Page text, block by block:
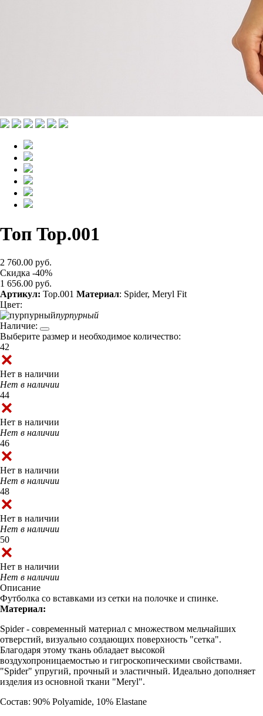
Топ Top.001
2 760.00 руб.
Скидка -40%
1 656.00 руб.
Артикул: Top.001 Материал: Spider, Meryl Fit
Цвет:
пурпурный
Наличие:
Выберите размер и необходимое количество:
42
Нет в наличии
Нет в наличии
44
Нет в наличии
Нет в наличии
46
Нет в наличии
Нет в наличии
48
Нет в наличии
Нет в наличии
50
Нет в наличии
Нет в наличии
Описание
Футболка со вставками из сетки на полочке и спинке.
Материал:
Spider - современный материал с множеством мельчайших
отверстий, визуально создающих поверхность "сетка".
Благодаря этому ткань обладает высокой
воздухопроницаемостью и гигроскопическими свойствами.
"Spider" упругий, прочный и эластичный. Идеально дополняет
изделия из основной ткани "Meryl".
Состав: 90% Polyamide, 10% Elastane